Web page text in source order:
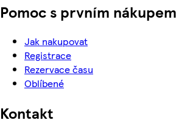
Pomoc s prvním nákupem
Jak nakupovat
Registrace
Rezervace času
Oblíbené
Kontakt